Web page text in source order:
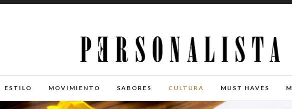
ESTILO MOVIMIENTO SABORES CULTURA MUST HAVES